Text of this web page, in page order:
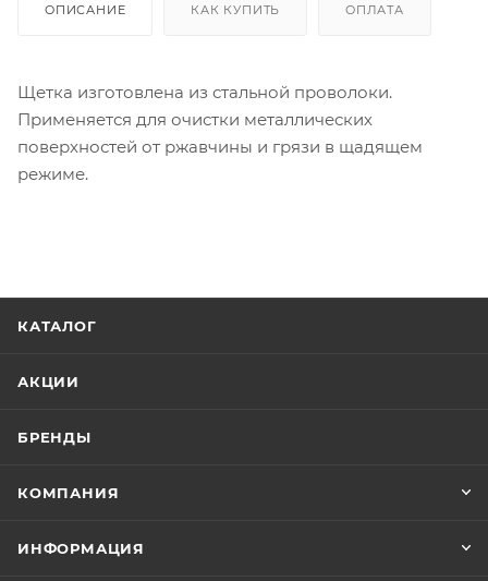
ОПИСАНИЕ КАК КУПИТЬ ОПЛАТА
Щетка изготовлена из стальной проволоки.
Применяется для очистки металлических
поверхностей от ржавчины и грязи в щадящем
режиме.
КАТАЛОГ
АКЦИИ
БРЕНДЫ
КОМПАНИЯ
ИНФОРМАЦИЯ